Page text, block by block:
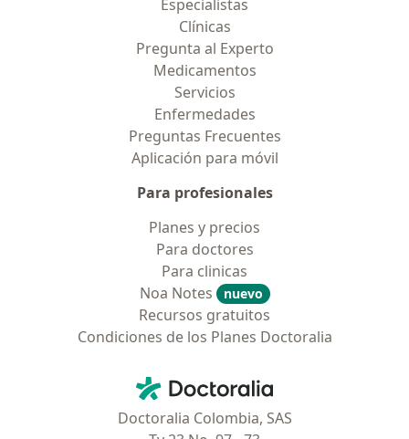
Especialistas
Clínicas
Pregunta al Experto
Medicamentos
Servicios
Enfermedades
Preguntas Frecuentes
Aplicación para móvil
Para profesionales
Planes y precios
Para doctores
Para clinicas
Noa Notes
nuevo
Recursos gratuitos
Condiciones de los Planes Doctoralia
Doctoralia - Página de inicio
Doctoralia Colombia, SAS